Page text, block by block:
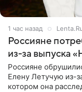
1 час назад
Россияне
из-за выпуска
Россияне
Елену Летучую из-
котором она